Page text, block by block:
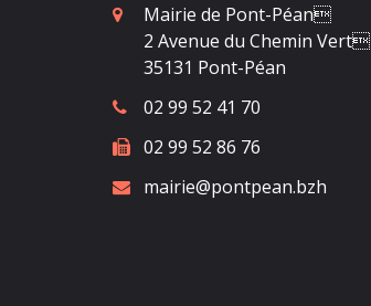
Mairie de Pont-Péan
2 Avenue du Chemin Vert
35131 Pont-Péan
02 99 52 41 70
02 99 52 86 76
mairie@pontpean.bzh